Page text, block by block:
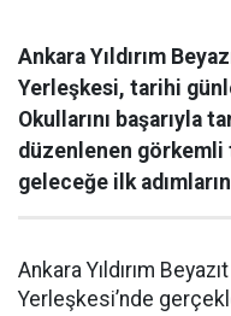
Ankara Yıldırım
Yerleşkesi, tarihi
Okullarını başarıyla
düzenlenen görkemli
geleceğe ilk
Ankara Yıldırım
Yerleşkesi’nde